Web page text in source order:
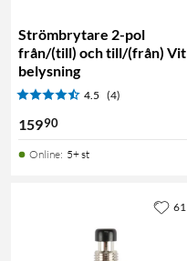
Strömbrytare 2-pol
från/(till) och till/(från) Vit
belysning
4.5 (4)
15990
Online: 5+ st
61